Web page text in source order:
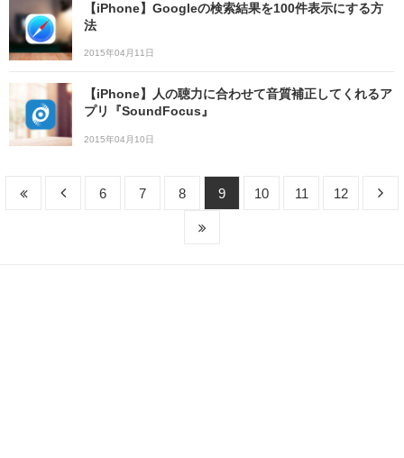
【iPhone】Googleの検索結果を100件表示にする方
法
2015年04月11日
【iPhone】人の聴力に合わせて音質補正してくれるア
プリ『SoundFocus』
2015年04月10日
6 7 8 9 10 11 12